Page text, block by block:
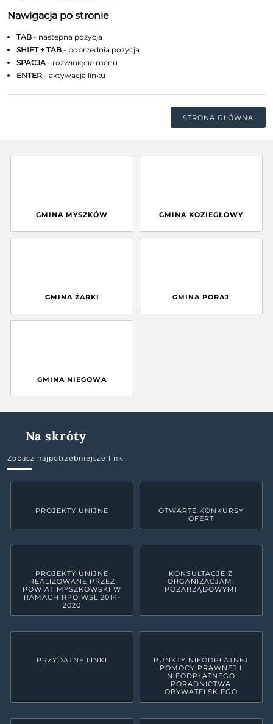
Nawigacja po stronie
TAB - następna pozycja
SHIFT + TAB - poprzednia pozycja
SPACJA - rozwinięcie menu
ENTER - aktywacja linku
STRONA GŁÓWNA
GMINA MYSZKÓW GMINA KOZIEGŁOWY
GMINA ŻARKI GMINA PORAJ
GMINA NIEGOWA
Na skróty
Zobacz najpotrzebniejsze linki
PROJEKTY UNIJNE
OTWARTE KONKURSY
OFERT
PROJEKTY UNIJNE
REALIZOWANE PRZEZ
POWIAT MYSZKOWSKI W
RAMACH RPO WSL 2014-
2020
KONSULTACJE Z
ORGANIZACJAMI
POZARZĄDOWYMI
PRZYDATNE LINKI
PUNKTY NIEODPŁATNEJ
POMOCY PRAWNEJ I
NIEODPŁATNEGO
PORADNICTWA
OBYWATELSKIEGO